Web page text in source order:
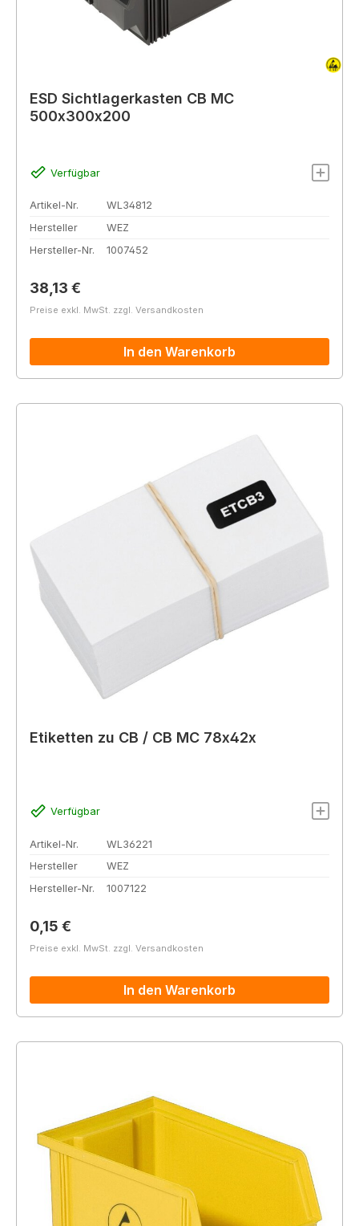
ESD Sichtlagerkasten CB MC
500x300x200
Verfügbar
Artikel-Nr.
WL34812
Hersteller
WEZ
Hersteller-Nr.
1007452
Regulärer Preis:
38,13 €
Preise exkl. MwSt. zzgl. Versandkosten
In den Warenkorb
Etiketten zu CB / CB MC 78x42x
Verfügbar
Artikel-Nr.
WL36221
Hersteller
WEZ
Hersteller-Nr.
1007122
Regulärer Preis:
0,15 €
Preise exkl. MwSt. zzgl. Versandkosten
In den Warenkorb